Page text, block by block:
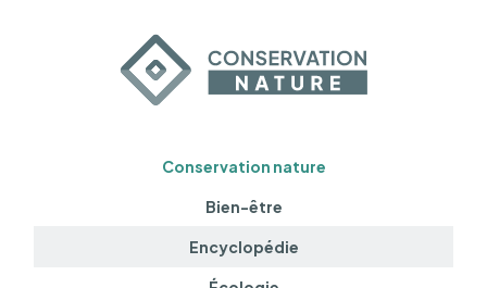
Conservation nature
Bien-être
Encyclopédie